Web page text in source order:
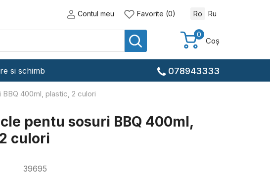
Contul meu Favorite (0) Ro Ru
0
Coș
si schimb 078943333
400ml, plastic, 2 culori
pentu sosuri BBQ 400ml,
culori
39695